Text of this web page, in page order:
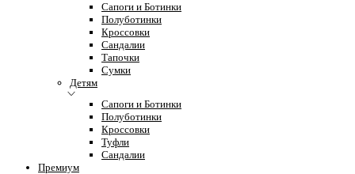
Сапоги и Ботинки
Полуботинки
Кроссовки
Сандалии
Тапочки
Сумки
Детям
Сапоги и Ботинки
Полуботинки
Кроссовки
Туфли
Сандалии
Премиум